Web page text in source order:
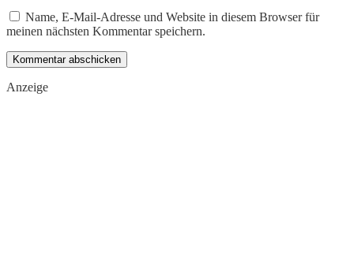
Name, E-Mail-Adresse und Website in diesem Browser für
meinen nächsten Kommentar speichern.
Anzeige